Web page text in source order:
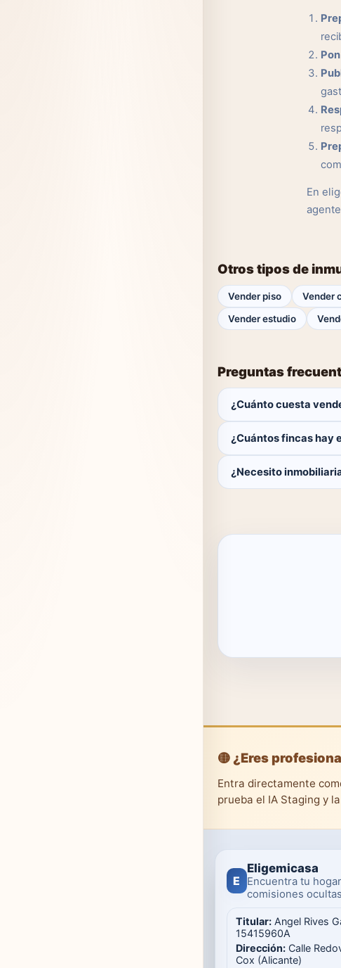
En
Otros tipos de
Vender piso Vender
Vender estudio
Preguntas
¿Cuánto cuesta
¿Cuántos fincas hay
¿Necesito
🟡 ¿Eres
Entra directamente
prueba el IA Staging y
E
Eligemicasa
Encuentra tu
comisiones
Titular: Angel Rives
15415960A
Dirección: Calle
Cox (Alicante)